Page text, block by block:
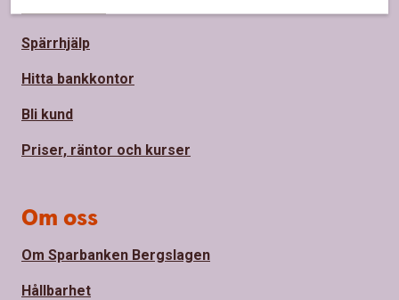
Spärrhjälp
Hitta bankkontor
Bli kund
Priser, räntor och kurser
Om oss
Om Sparbanken Bergslagen
Hållbarhet